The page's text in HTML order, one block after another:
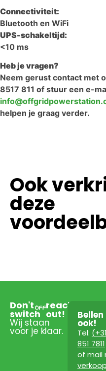
Connectiviteit:
Bluetooth en WiFi
UPS-schakeltijd:
<10 ms
Heb je vragen?
Neem gerust contact met
8517 811 of stuur een e-
helpen je graag verder.
Ook
deze
Don't
switch
reach
out!
Wij staan
voor je klaar.
ook!
Tel:
851 7811
of mail